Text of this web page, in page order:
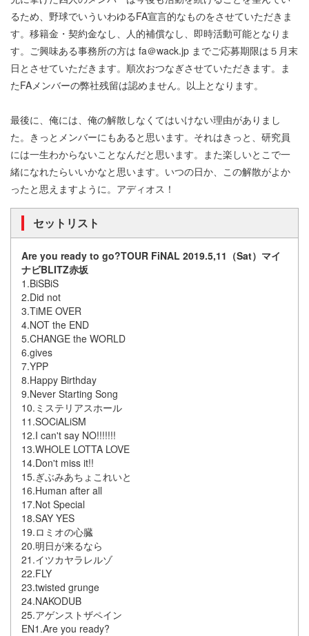
るため、野球でいういわゆるFA宣言的なものをさせていただきま
す。移籍金・契約金なし、人的補償なし、即時活動可能となりま
す。ご興味ある事務所の方は fa＠wack.jp までご応募期限は５月末
日とさせていただきます。順次おつなぎさせていただきます。ま
たFAメンバーの弊社残留は認めません。以上となります。
最後に、俺には、俺の解散しなくてはいけない理由がありまし
た。きっとメンバーにもあると思います。それはきっと、研究員
には一生わからないことなんだと思います。また楽しいとこで一
緒になれたらいいかなと思います。いつの日か、この解散がよか
ったと思えますように。アディオス！
セットリスト
Are you ready to go?TOUR FiNAL 2019.5,11（Sat）マイ
ナビBLITZ赤坂
1.BiSBiS
2.Did not
3.TiME OVER
4.NOT the END
5.CHANGE the WORLD
6.gives
7.YPP
8.Happy Birthday
9.Never Starting Song
10.ミステリアスホール
11.SOCiALiSM
12.I can't say NO!!!!!!!
13.WHOLE LOTTA LOVE
14.Don't miss it!!
15.ぎぶみあちょこれいと
16.Human after all
17.Not Special
18.SAY YES
19.ロミオの心臓
20.明日が来るなら
21.イツカヤラレルゾ
22.FLY
23.twisted grunge
24.NAKODUB
25.アゲンストザペイン
EN1.Are you ready?